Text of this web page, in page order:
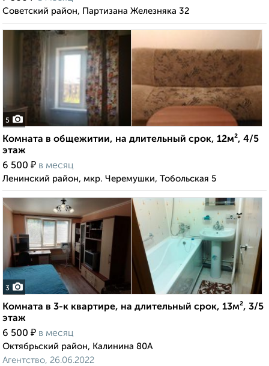
Советский район, Партизана Железняка 32
5
Комната в общежитии, на длительный срок, 12м², 4/5
этаж
6 500 ₽ в месяц
Ленинский район, мкр. Черемушки, Тобольская 5
3
Комната в 3-к квартире, на длительный срок, 13м², 3/5
этаж
6 500 ₽ в месяц
Октябрьский район, Калинина 80А
Агентство, 26.06.2022